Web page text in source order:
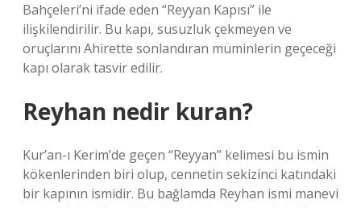
Bahçeleri’ni ifade eden “Reyyan Kapısı” ile
ilişkilendirilir. Bu kapı, susuzluk çekmeyen ve
oruçlarını Ahirette sonlandıran müminlerin geçeceği
kapı olarak tasvir edilir.
Reyhan nedir kuran?
Kur’an-ı Kerim’de geçen “Reyyan” kelimesi bu ismin
kökenlerinden biri olup, cennetin sekizinci katındaki
bir kapının ismidir. Bu bağlamda Reyhan ismi manevi